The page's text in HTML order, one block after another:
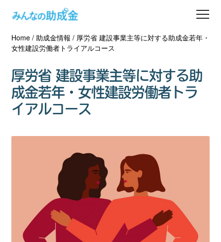
助成金を探す
士業の方へ
助成金コラム
会員登録
ログイン
Home/ 助成金情報 / 厚労省 建設事業主等に対する助成金若年・
女性建設労働者トライアルコース
厚労省 建設事業主等に対する助
成金若年・女性建設労働者トラ
イアルコース